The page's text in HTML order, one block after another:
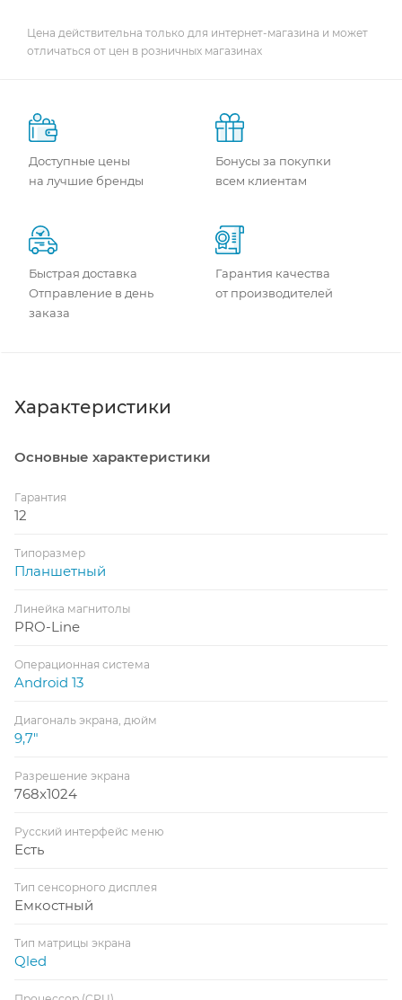
Цена действительна только для интернет-магазина и может
отличаться от цен в розничных магазинах
Доступные цены
на лучшие бренды
Бонусы за покупки
всем клиентам
Быстрая доставка
Отправление в день
заказа
Гарантия качества
от производителей
Характеристики
Основные характеристики
Гарантия
12
Типоразмер
Планшетный
Линейка магнитолы
PRO-Line
Операционная система
Android 13
Диагональ экрана, дюйм
9,7"
Разрешение экрана
768x1024
Русский интерфейс меню
Есть
Тип сенсорного дисплея
Емкостный
Тип матрицы экрана
Qled